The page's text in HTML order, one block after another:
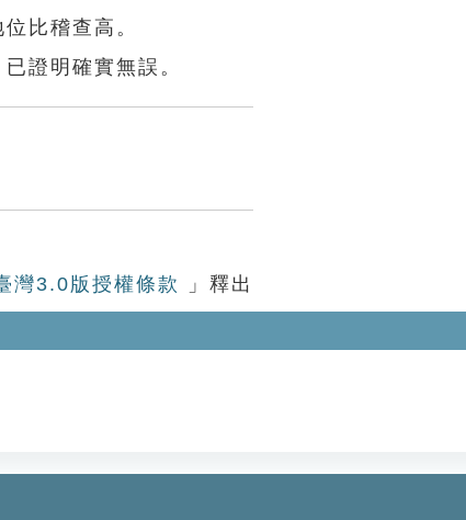
比稽查高。
證明確實無誤。
灣3.0版授權條款 」釋出